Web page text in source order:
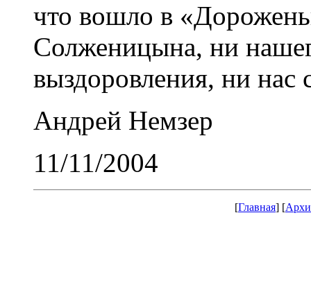
что вошло в
Солженицына, ни
выздоровления, ни нас
Андрей Немзер
11/11/2004
[Главная] [